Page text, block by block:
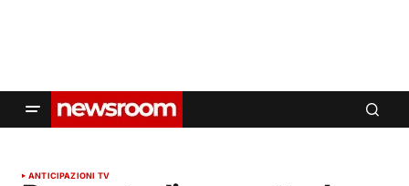
ANTICIPAZIONI TV